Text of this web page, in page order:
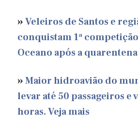
»Veleiros de Santos e
conquistam 1ª
Oceano após a quarentena
»Maior hidroavião do
levar até 50 passageiros e
horas. Veja mais